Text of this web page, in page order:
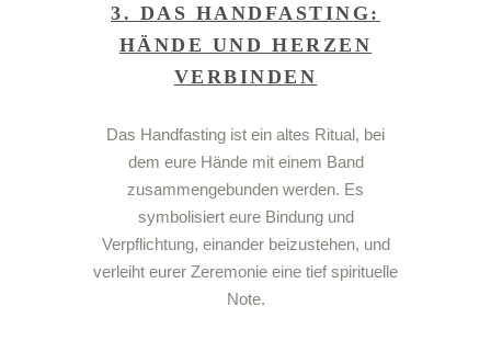
3. DAS HANDFASTING:
HÄNDE UND HERZEN
VERBINDEN
Das Handfasting ist ein altes Ritual, bei
dem eure Hände mit einem Band
zusammengebunden werden. Es
symbolisiert eure Bindung und
Verpflichtung, einander beizustehen, und
verleiht eurer Zeremonie eine tief spirituelle
Note.